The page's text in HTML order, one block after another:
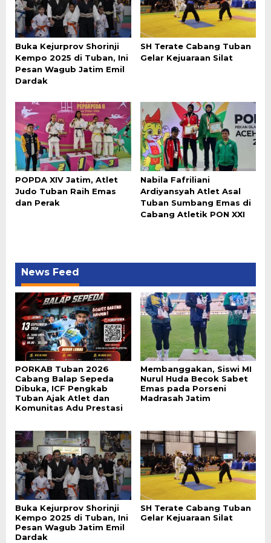
Buka Kejurprov Shorinji
Kempo 2025 di Tuban, Ini
Pesan Wagub Jatim Emil
Dardak
SH Terate Cabang Tuban
Gelar Kejuaraan Silat
POPDA XIV Jatim, Atlet
Judo Tuban Raih Emas
dan Perak
Nabila Fafriliani
Ardiyansyah Atlet Asal
Tuban Sumbang Emas di
Cabang Atletik PON XXI
News Feed
PORKAB Tuban 2026
Cabang Balap Sepeda
Dibuka, ICF Pengkab
Tuban Ajak Atlet dan
Komunitas Adu Prestasi
Membanggakan, Siswi MI
Nurul Huda Becok Sabet
Emas pada Porseni
Madrasah Jatim
Buka Kejurprov Shorinji
Kempo 2025 di Tuban, Ini
Pesan Wagub Jatim Emil
Dardak
SH Terate Cabang Tuban
Gelar Kejuaraan Silat